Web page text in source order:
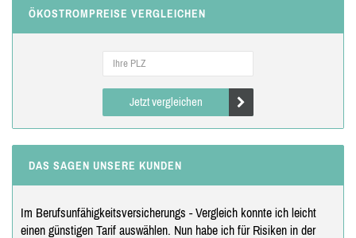
ÖKOSTROMPREISE VERGLEICHEN
Jetzt vergleichen
DAS SAGEN UNSERE KUNDEN
Im Berufsunfähigkeitsversicherungs - Vergleich konnte ich leicht
einen günstigen Tarif auswählen. Nun habe ich für Risiken in der